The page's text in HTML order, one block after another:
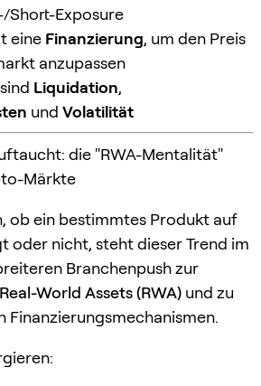
Short-Exposure
eine Finanzierung, um den Preis
anzupassen
Liquidation,
und Volatilität
die "RWA-Mentalität"
Märkte
ob ein bestimmtes Produkt auf
oder nicht, steht dieser Trend im
Branchenpush zur
World Assets (RWA) und zu